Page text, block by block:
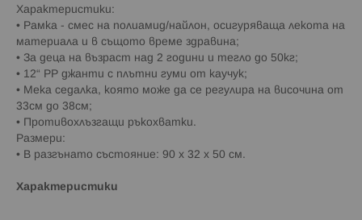
Характеристики:
• Рамка - смес на полиамид/найлон, осигуряваща лекота на
материала и в същото време здравина;
• За деца на възраст над 2 години и тегло до 50кг;
• 12“ PP джанти с плътни гуми от каучук;
• Мека седалка, която може да се регулира на височина от
33см до 38см;
• Противохлъзгащи ръкохватки.
Размери:
• В разгънато състояние: 90 x 32 x 50 см.
Характеристики